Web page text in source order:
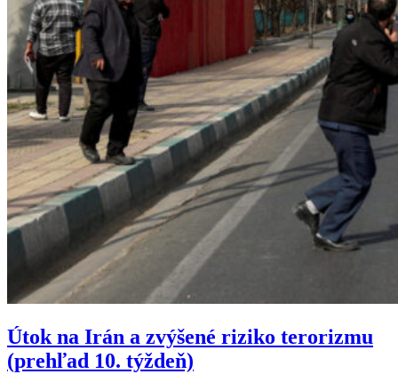
Útok na Irán a zvýšené riziko terorizmu
(prehľad 10. týždeň)